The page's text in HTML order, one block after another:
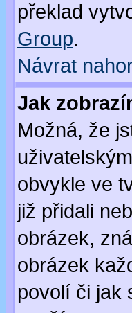
překlad
Group.
Návrat
Jak
Možná, že
obvykle ve
již přidali
obrázek,
obrázek
povolí či jak